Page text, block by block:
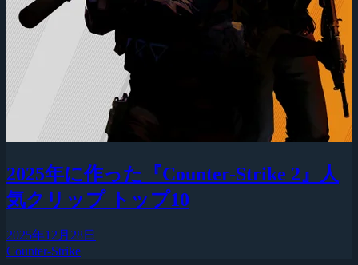
2025年に作った『Counter-Strike 2』人
気クリップ トップ10
2025年12月28日
Counter-Strike